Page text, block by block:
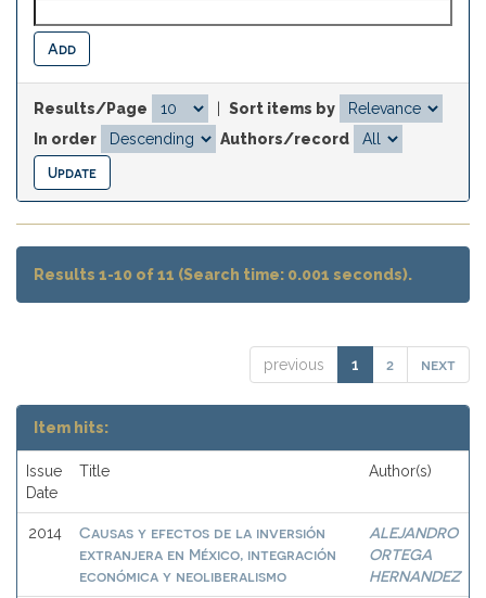
Results/Page
Sort items by
In order
Authors/record
Results 1-10 of 11 (Search time: 0.001 seconds).
previous 1 2 next
Item hits:
Issue
Date
Title Author(s)
2014
Causas y efectos de la inversión
extranjera en México, integración
económica y neoliberalismo
ALEJANDRO
ORTEGA
HERNANDEZ